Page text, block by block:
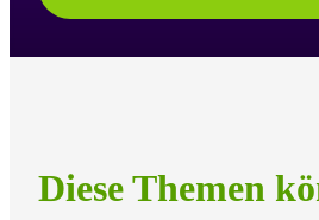
Diese Themen